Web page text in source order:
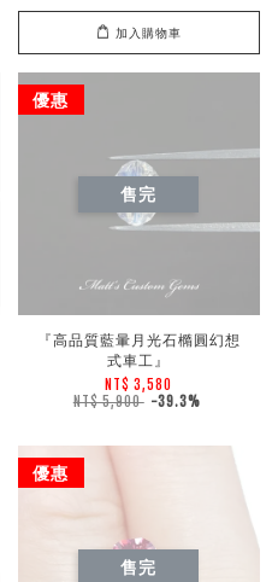
加入購物車
優惠
售完
『高品質藍暈月光石橢圓幻想
式車工』
NT$ 3,580
NT$ 5,900 -39.3%
優惠
售完